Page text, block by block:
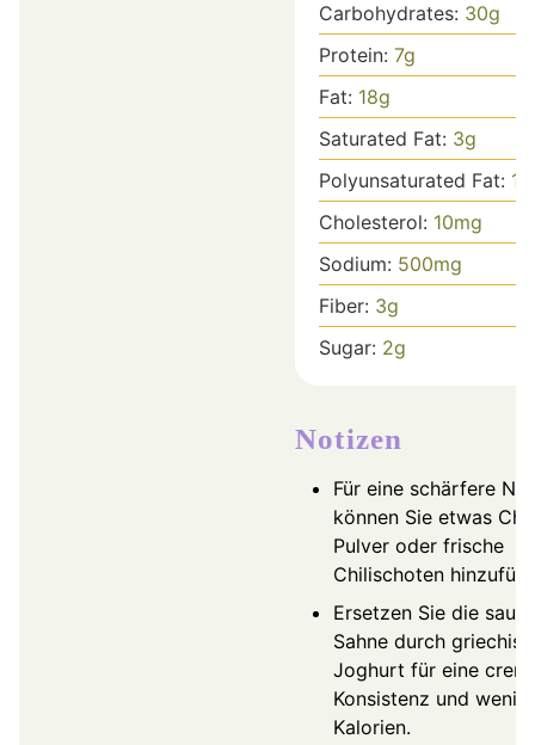
Carbohydrates: 30g
Protein: 7g
Fat: 18g
Saturated Fat: 3g
Polyunsaturated Fat: 15
Cholesterol: 10mg
Sodium: 500mg
Fiber: 3g
Sugar: 2g
Notizen
Für eine schärfere
können Sie etwas
Pulver oder frische
Chilischoten
Ersetzen Sie die saure
Sahne durch
Joghurt für eine
Konsistenz und
Kalorien.